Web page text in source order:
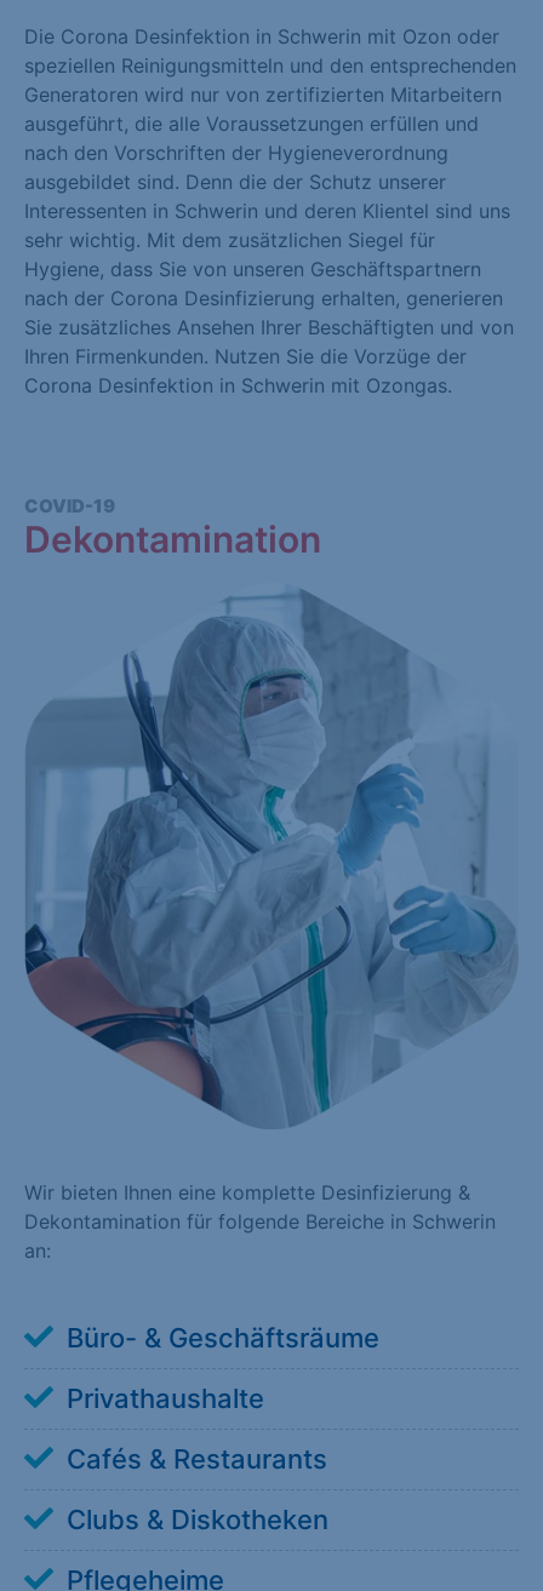
Die Corona Desinfektion in Schwerin mit Ozon oder
speziellen Reinigungsmitteln und den entsprechenden
Generatoren wird nur von zertifizierten Mitarbeitern
ausgeführt, die alle Voraussetzungen erfüllen und
nach den Vorschriften der Hygieneverordnung
ausgebildet sind. Denn die der Schutz unserer
Interessenten in Schwerin und deren Klientel sind uns
sehr wichtig. Mit dem zusätzlichen Siegel für
Hygiene, dass Sie von unseren Geschäftspartnern
nach der Corona Desinfizierung erhalten, generieren
Sie zusätzliches Ansehen Ihrer Beschäftigten und von
Ihren Firmenkunden. Nutzen Sie die Vorzüge der
Corona Desinfektion in Schwerin mit Ozongas.
COVID-19
Dekontamination
Wir bieten Ihnen eine komplette Desinfizierung &
Dekontamination für folgende Bereiche in Schwerin
an:
Büro- & Geschäftsräume
Privathaushalte
Cafés & Restaurants
Clubs & Diskotheken
Pflegeheime